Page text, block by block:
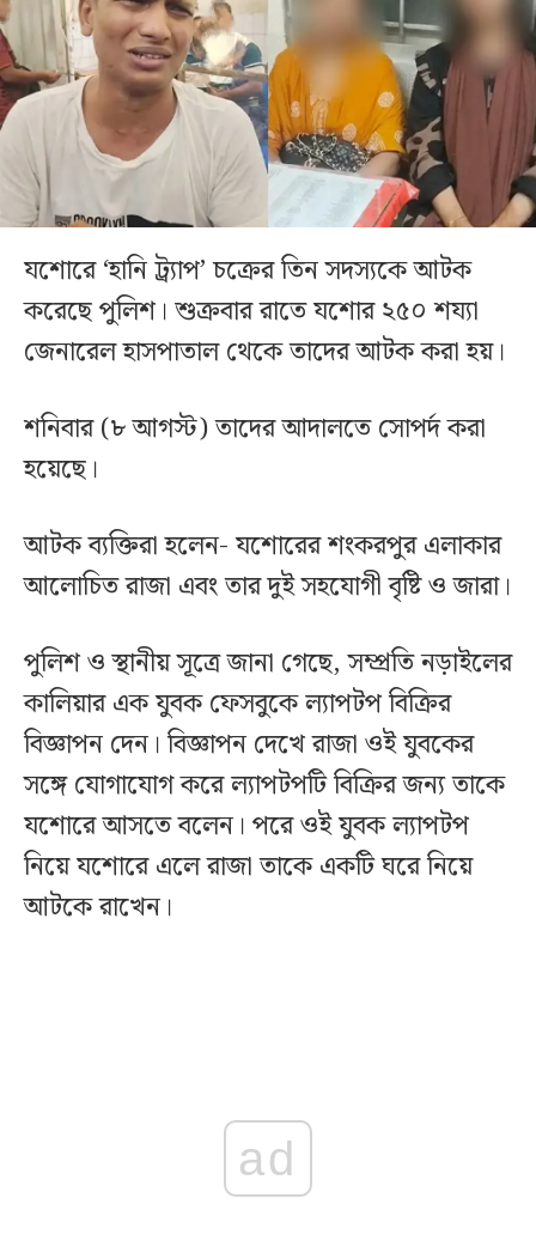
যশোরে ‘হানি ট্র্যাপ’ চক্রের তিন সদস্যকে আটক
করেছে পুলিশ। শুক্রবার রাতে যশোর ২৫০ শয্যা
জেনারেল হাসপাতাল থেকে তাদের আটক করা হয়।
শনিবার (৮ আগস্ট) তাদের আদালতে সোপর্দ করা
হয়েছে।
আটক ব্যক্তিরা হলেন- যশোরের শংকরপুর এলাকার
আলোচিত রাজা এবং তার দুই সহযোগী বৃষ্টি ও জারা।
পুলিশ ও স্থানীয় সূত্রে জানা গেছে, সম্প্রতি নড়াইলের
কালিয়ার এক যুবক ফেসবুকে ল্যাপটপ বিক্রির
বিজ্ঞাপন দেন। বিজ্ঞাপন দেখে রাজা ওই যুবকের
সঙ্গে যোগাযোগ করে ল্যাপটপটি বিক্রির জন্য তাকে
যশোরে আসতে বলেন। পরে ওই যুবক ল্যাপটপ
নিয়ে যশোরে এলে রাজা তাকে একটি ঘরে নিয়ে
আটকে রাখেন।
ad